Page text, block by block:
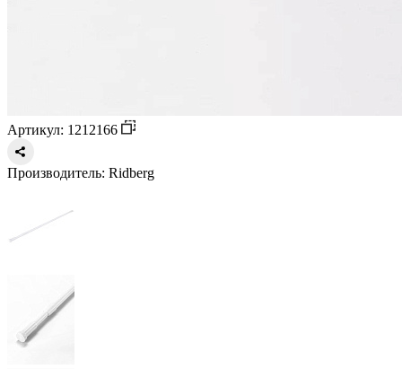
Артикул: 1212166
Производитель: Ridberg